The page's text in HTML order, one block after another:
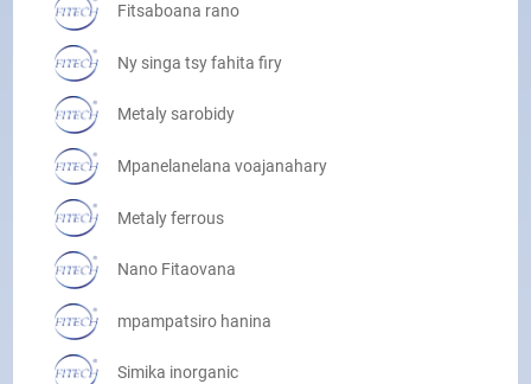
Fitsaboana rano
Ny singa tsy fahita firy
Metaly sarobidy
Mpanelanelana voajanahary
Metaly ferrous
Nano Fitaovana
mpampatsiro hanina
Simika inorganic